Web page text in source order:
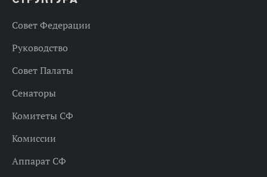
Совет Федерации
Руководство
Совет Палаты
Сенаторы
Комитеты СФ
Комиссии
Аппарат СФ